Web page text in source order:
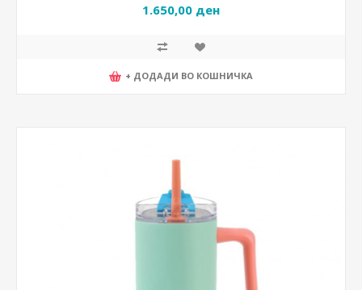
1.650,00 ден
+ ДОДАДИ ВО КОШНИЧКА